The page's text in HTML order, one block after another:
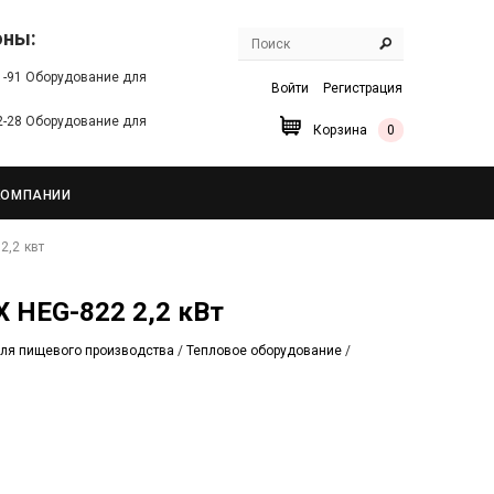
91 Оборудование для
28 Оборудование для
Войти Регистрация
Корзина 0
квт
HEG-822 2,2 кВт
пищевого производства / Тепловое оборудование /